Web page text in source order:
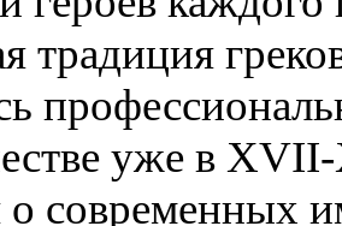
традиция
уже в
о современных